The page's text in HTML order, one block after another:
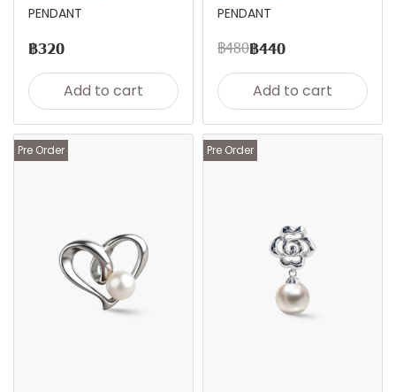
PENDANT
฿320
Add to cart
PENDANT
฿480฿440
Add to cart
Pre Order Pre Order